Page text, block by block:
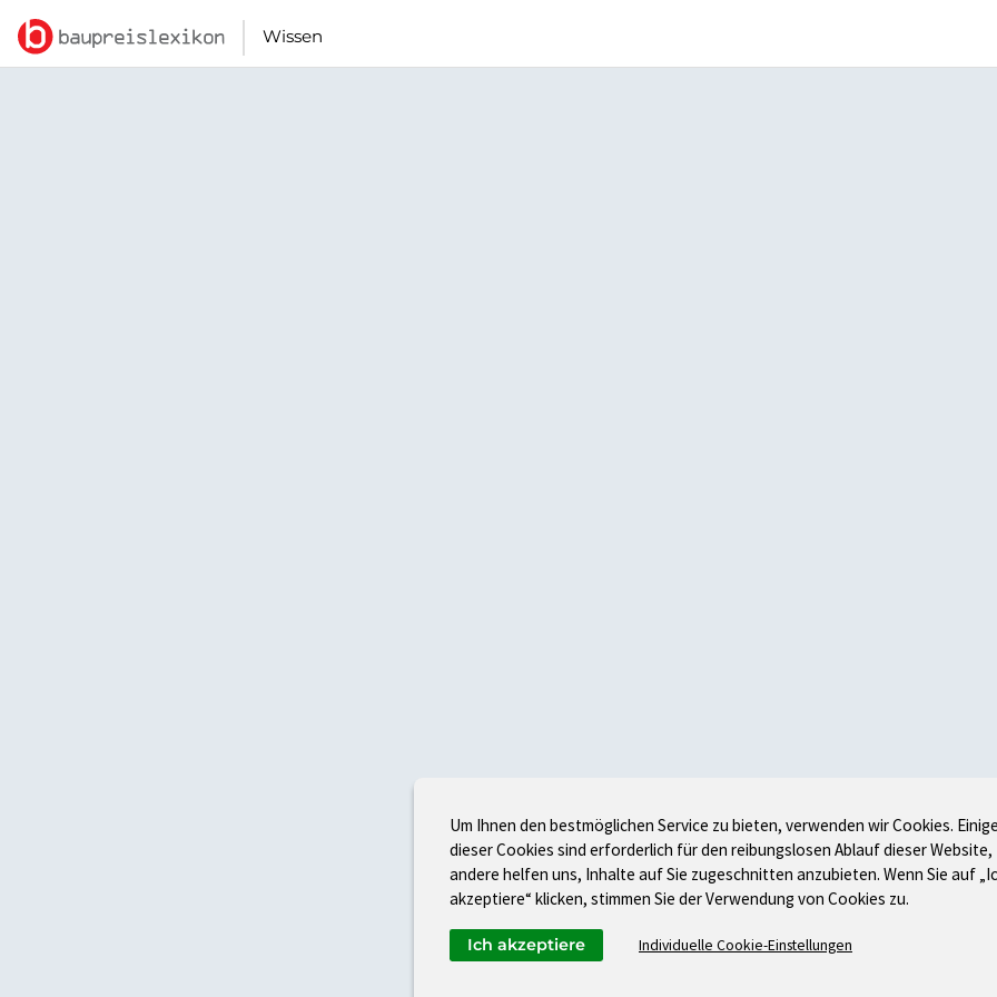
Wissen
Um Ihnen den bestmöglichen Service zu bieten, verwenden wir Cookies.
dieser Cookies sind erforderlich für den reibungslosen Ablauf dieser Website,
andere helfen uns, Inhalte auf Sie zugeschnitten anzubieten. Wenn Sie auf
akzeptiere“ klicken, stimmen Sie der Verwendung von Cookies zu.
Individuelle Cookie-Einstellungen
Ich akzeptiere